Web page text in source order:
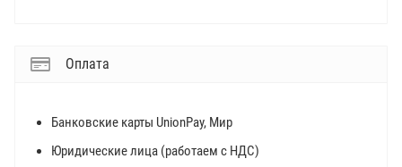
Оплата
Банковские карты UnionPay, Мир
Юридические лица (работаем с НДС)